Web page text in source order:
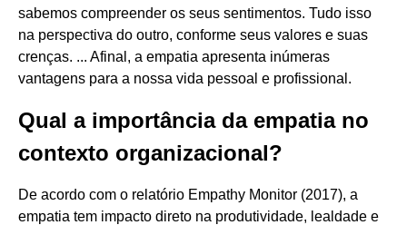
sabemos compreender os seus sentimentos. Tudo isso
na perspectiva do outro, conforme seus valores e suas
crenças. ... Afinal, a empatia apresenta inúmeras
vantagens para a nossa vida pessoal e profissional.
Qual a importância da empatia no
contexto organizacional?
De acordo com o relatório Empathy Monitor (2017), a
empatia tem impacto direto na produtividade, lealdade e